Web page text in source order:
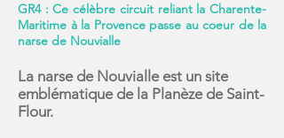
GR4 : Ce célèbre circuit reliant la Charente-
Maritime à la Provence passe au coeur de la
narse de Nouvialle
La narse de Nouvialle est un site
emblématique de la Planèze de Saint-
Flour.